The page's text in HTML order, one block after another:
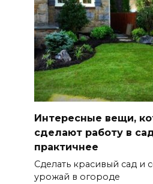
Интересные вещи,
сделают работу в
практичнее
Сделать красивый сад и
урожай в огороде